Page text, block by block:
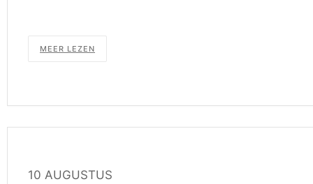
MEER LEZEN
10 AUGUSTUS